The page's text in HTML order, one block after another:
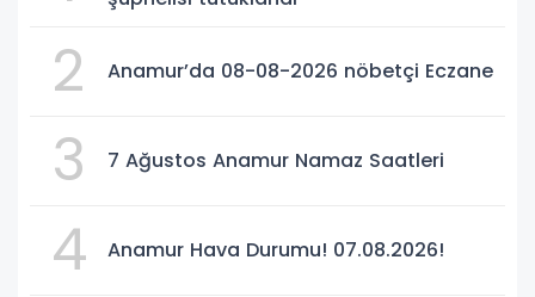
2 Anamur’da 08-08-2026 nöbetçi Eczane
3 7 Ağustos Anamur Namaz Saatleri
4 Anamur Hava Durumu! 07.08.2026!